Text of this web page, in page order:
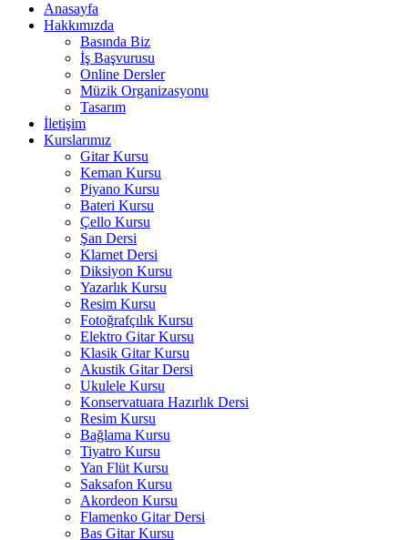
Anasayfa
Hakkımızda
Basında Biz
İş Başvurusu
Online Dersler
Müzik Organizasyonu
Tasarım
İletişim
Kurslarımız
Gitar Kursu
Keman Kursu
Piyano Kursu
Bateri Kursu
Çello Kursu
Şan Dersi
Klarnet Dersi
Diksiyon Kursu
Yazarlık Kursu
Resim Kursu
Fotoğrafçılık Kursu
Elektro Gitar Kursu
Klasik Gitar Kursu
Akustik Gitar Dersi
Ukulele Kursu
Konservatuara Hazırlık Dersi
Resim Kursu
Bağlama Kursu
Tiyatro Kursu
Yan Flüt Kursu
Saksafon Kursu
Akordeon Kursu
Flamenko Gitar Dersi
Bas Gitar Kursu